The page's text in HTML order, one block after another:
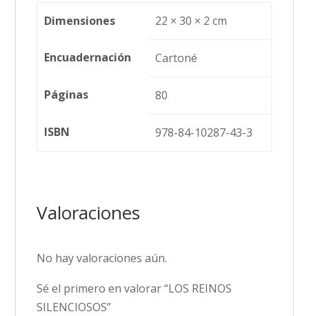
Dimensiones 22 × 30 × 2 cm
Encuadernación Cartoné
Páginas 80
ISBN 978-84-10287-43-3
Valoraciones
No hay valoraciones aún.
Sé el primero en valorar “LOS REINOS
SILENCIOSOS”